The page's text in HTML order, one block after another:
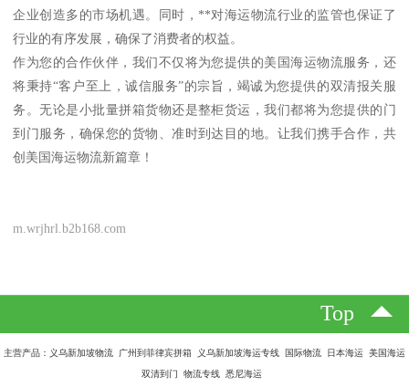
企业创造多的市场机遇。同时，**对海运物流行业的监管也保证了
行业的有序发展，确保了消费者的权益。
作为您的合作伙伴，我们不仅将为您提供的美国海运物流服务，还
将秉持“客户至上，诚信服务”的宗旨，竭诚为您提供的双清报关服
务。无论是小批量拼箱货物还是整柜货运，我们都将为您提供的门
到门服务，确保您的货物、准时到达目的地。让我们携手合作，共
创美国海运物流新篇章！
m.wrjhrl.b2b168.com
Top
主营产品：义乌新加坡物流 广州到菲律宾拼箱 义乌新加坡海运专线 国际物流 日本海运 美国海运
双清到门 物流专线 悉尼海运